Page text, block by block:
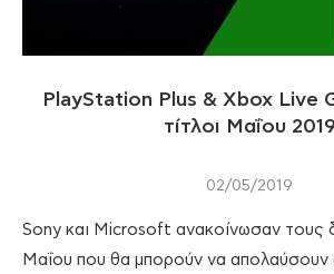
PlayStation Plus & Xbox Live
τίτλοι Μαΐου 2019
02/05/2019
Sony και Microsoft ανακοίνωσαν τους
Μαΐου που θα μπορούν να απολαύσουν